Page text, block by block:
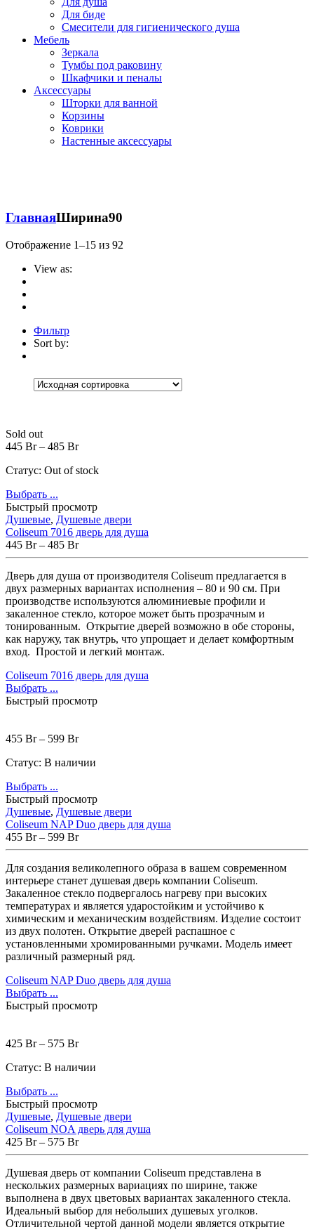
Для биде
Смесители для гигиенического душа
Мебель
Зеркала
Тумбы под раковину
Шкафчики и пеналы
Аксессуары
Шторки для ванной
Корзины
Коврики
Настенные аксессуары
ГлавнаяШирина90
Отображение 1–15 из 92
View as:
Фильтр
Sort by:
Категории Категории
Встраиваемые
Без рубрики
Ванны(174)
Прямоугольные(2)
Акриловые(82)
Встраиваемые(1)
Отдельностоящие(40)
Прямоугольные(19)
Угловые асимметричные
Стальные
Гидромассажные системы
Аэромассаж
Гидромассаж + аэромассаж(14)
Гидромассажные ванны
Душевые(164)
Душевая стенка(4) Душевые трапы
Душевые кабины(45)
Душевая кабина с ванной(2)
Душевые поддоны(42)
Душевые системы(20)
Душевые двери
Душевые шторки
Керамика
На пьедесталах
Комплектующие(0)
Инсталляции для унитазов
Комплекты (подвесной унитаз +
инсталляция)(20)
Комплекты (приставной унитаз +
инсталляция)(4)
Sold out
445 Br– 485 Br
Статус: Out of stock
Выбрать ...
Быстрый просмотр
Душевые, Душевые двери
Coliseum 7016 дверь для душа
445 Br– 485 Br
Дверь для душа от производителя Coliseum предлагается в
двух размерных вариантах исполнения – 80 и 90 см. При
производстве используются алюминиевые профили и
закаленное стекло, которое может быть прозрачным и
тонированным. Открытие дверей возможно в обе стороны,
как наружу, так внутрь, что упрощает и делает комфортным
вход. Простой и легкий монтаж.
Coliseum 7016 дверь для душа
Выбрать ...
Быстрый просмотр
455 Br– 599 Br
Статус: В наличии
Выбрать ...
Быстрый просмотр
Душевые, Душевые двери
Coliseum NAP Duo дверь для душа
455 Br– 599 Br
Для создания великолепного образа в вашем современном
интерьере станет душевая дверь компании Coliseum.
Закаленное стекло подвергалось нагреву при высоких
температурах и является ударостойким и устойчиво к
химическим и механическим воздействиям. Изделие состоит
из двух полотен. Открытие дверей распашное с
установленными хромированными ручками. Модель имеет
различный размерный ряд.
Coliseum NAP Duo дверь для душа
Выбрать ...
Быстрый просмотр
425 Br– 575 Br
Статус: В наличии
Выбрать ...
Быстрый просмотр
Душевые, Душевые двери
Coliseum NOA дверь для душа
425 Br– 575 Br
Душевая дверь от компании Coliseum представлена в
нескольких размерных вариациях по ширине, также
выполнена в двух цветовых вариантах закаленного стекла.
Идеальный выбор для небольших душевых уголков.
Отличительной чертой данной модели является открытие